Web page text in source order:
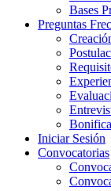
Bases
Preguntas
Iniciar Sesión
Convocatorias